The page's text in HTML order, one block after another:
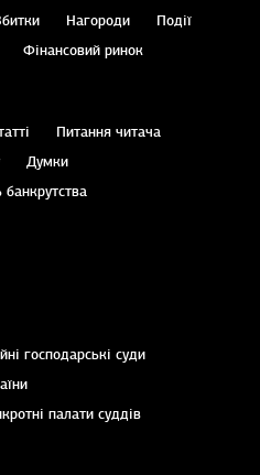
Нагороди
Події
Фінансовий ринок
Питання читача
Думки
господарські суди
палати суддів